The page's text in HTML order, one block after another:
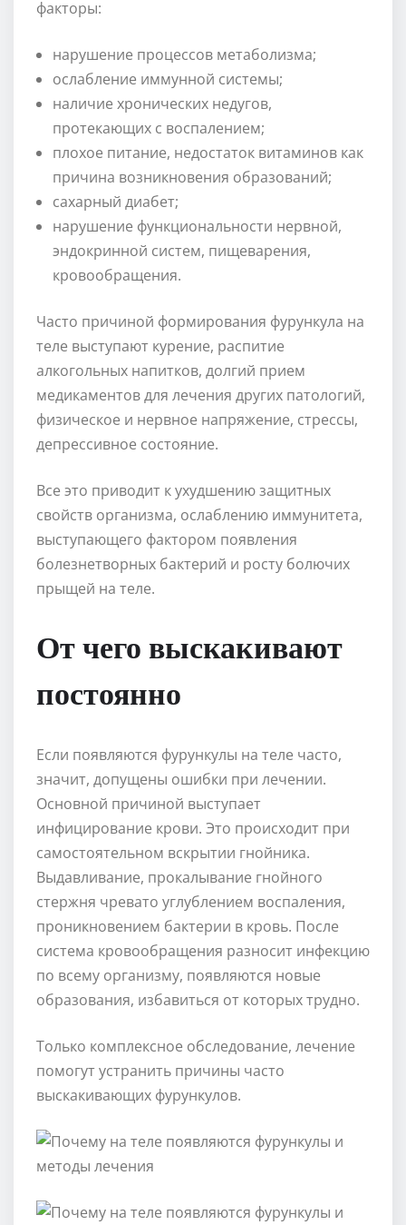
факторы:
нарушение процессов метаболизма;
ослабление иммунной системы;
наличие хронических недугов,
протекающих с воспалением;
плохое питание, недостаток витаминов как
причина возникновения образований;
сахарный диабет;
нарушение функциональности нервной,
эндокринной систем, пищеварения,
кровообращения.
Часто причиной формирования фурункула на
теле выступают курение, распитие
алкогольных напитков, долгий прием
медикаментов для лечения других патологий,
физическое и нервное напряжение, стрессы,
депрессивное состояние.
Все это приводит к ухудшению защитных
свойств организма, ослаблению иммунитета,
выступающего фактором появления
болезнетворных бактерий и росту болючих
прыщей на теле.
От чего выскакивают
постоянно
Если появляются фурункулы на теле часто,
значит, допущены ошибки при лечении.
Основной причиной выступает
инфицирование крови. Это происходит при
самостоятельном вскрытии гнойника.
Выдавливание, прокалывание гнойного
стержня чревато углублением воспаления,
проникновением бактерии в кровь. После
система кровообращения разносит инфекцию
по всему организму, появляются новые
образования, избавиться от которых трудно.
Только комплексное обследование, лечение
помогут устранить причины часто
выскакивающих фурункулов.